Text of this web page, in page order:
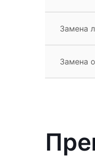
Замена
Замена